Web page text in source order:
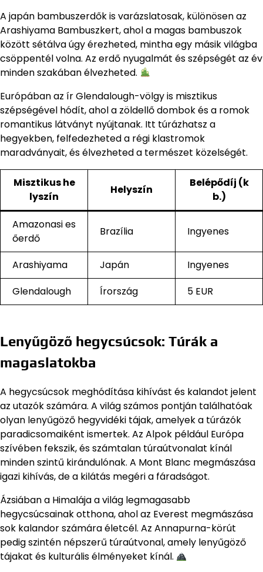
A japán bambuszerdők is varázslatosak, különösen az
Arashiyama Bambuszkert, ahol a magas bambuszok
között sétálva úgy érezheted, mintha egy másik világba
csöppentél volna. Az erdő nyugalmát és szépségét az év
minden szakában élvezheted.
Európában az ír Glendalough-völgy is misztikus
szépségével hódít, ahol a zöldellő dombok és a romok
romantikus látványt nyújtanak. Itt túrázhatsz a
hegyekben, felfedezheted a régi klastromok
maradványait, és élvezheted a természet közelségét.
Misztikus he
lyszín
Helyszín
Belépődíj (k
b.)
Amazonasi es
őerdő
Brazília Ingyenes
Arashiyama Japán
Ingyenes
Glendalough
Írország 5 EUR
Lenyűgöző hegycsúcsok: Túrák a
magaslatokba
A hegycsúcsok meghódítása kihívást és kalandot jelent
az utazók számára. A világ számos pontján találhatóak
olyan lenyűgöző hegyvidéki tájak, amelyek a túrázók
paradicsomaiként ismertek. Az Alpok például Európa
szívében fekszik, és számtalan túraútvonalat kínál
minden szintű kirándulónak. A Mont Blanc megmászása
igazi kihívás, de a kilátás megéri a fáradságot.
Ázsiában a Himalája a világ legmagasabb
hegycsúcsainak otthona, ahol az Everest megmászása
sok kalandor számára életcél. Az Annapurna-körút
pedig szintén népszerű túraútvonal, amely lenyűgöző
tájakat és kulturális élményeket kínál.